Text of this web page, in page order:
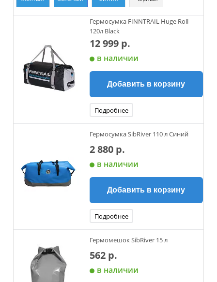
Гермосумка FINNTRAIL Huge Roll
120л Black
12 999 р.
в наличии
Добавить в корзину
Подробнее
Гермосумка SibRiver 110 л Синий
2 880 р.
в наличии
Добавить в корзину
Подробнее
Гермомешок SibRiver 15 л
562 р.
в наличии